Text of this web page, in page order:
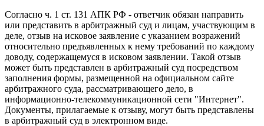
Согласно ч. 1 ст. 131 АПК РФ - ответчик обязан направить
или представить в арбитражный суд и лицам, участвующим в
деле, отзыв на исковое заявление с указанием возражений
относительно предъявленных к нему требований по каждому
доводу, содержащемуся в исковом заявлении. Такой отзыв
может быть представлен в арбитражный суд посредством
заполнения формы, размещенной на официальном сайте
арбитражного суда, рассматривающего дело, в
информационно-телекоммуникационной сети "Интернет".
Документы, прилагаемые к отзыву, могут быть представлены
в арбитражный суд в электронном виде.